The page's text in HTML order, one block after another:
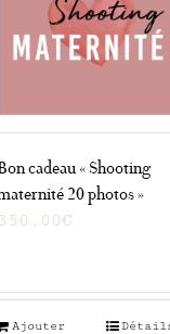
cadeau « Shooting
20 photos »
350.00€
Ajouter